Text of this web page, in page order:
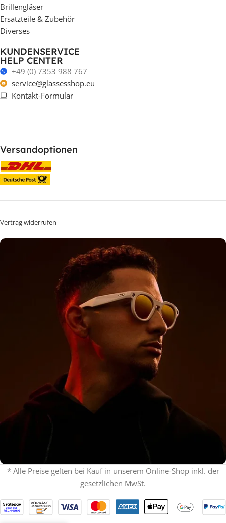
Brillengläser
Ersatzteile & Zubehör
Diverses
KUNDENSERVICE
HELP CENTER
+49 (0) 7353 988 767
service@glassesshop.eu
Kontakt-Formular
Versandoptionen
Vertrag widerrufen
% ON SALE %
Oakley mit Sehstärke
SPECIAL OFFER
* Alle Preise gelten bei Kauf in unserem Online-Shop inkl. der
gesetzlichen MwSt.